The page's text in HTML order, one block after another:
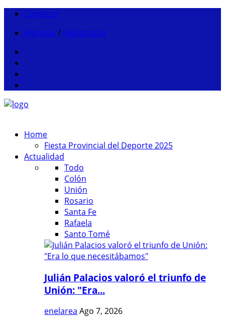
Contacto
Ingresar / Registrarse
Home
Fiesta Provincial del Deporte 2025
Actualidad
Todo
Colón
Unión
Rosario
Santa Fe
Rafaela
Santo Tomé
Julián Palacios valoró el triunfo de
Unión: "Era...
enelarea Ago 7, 2026